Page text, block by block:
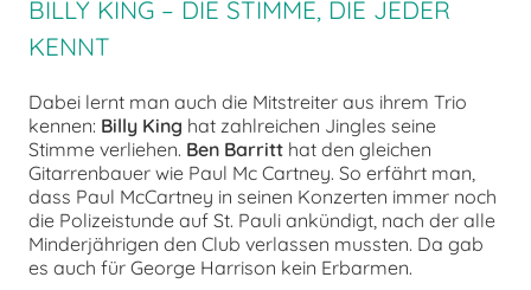
BILLY KING – DIE STIMME, DIE JEDER
KENNT
Dabei lernt man auch die Mitstreiter aus ihrem Trio
kennen: Billy King hat zahlreichen Jingles seine
Stimme verliehen. Ben Barritt hat den gleichen
Gitarrenbauer wie Paul Mc Cartney. So erfährt man,
dass Paul McCartney in seinen Konzerten immer noch
die Polizeistunde auf St. Pauli ankündigt, nach der alle
Minderjährigen den Club verlassen mussten. Da gab
es auch für George Harrison kein Erbarmen.